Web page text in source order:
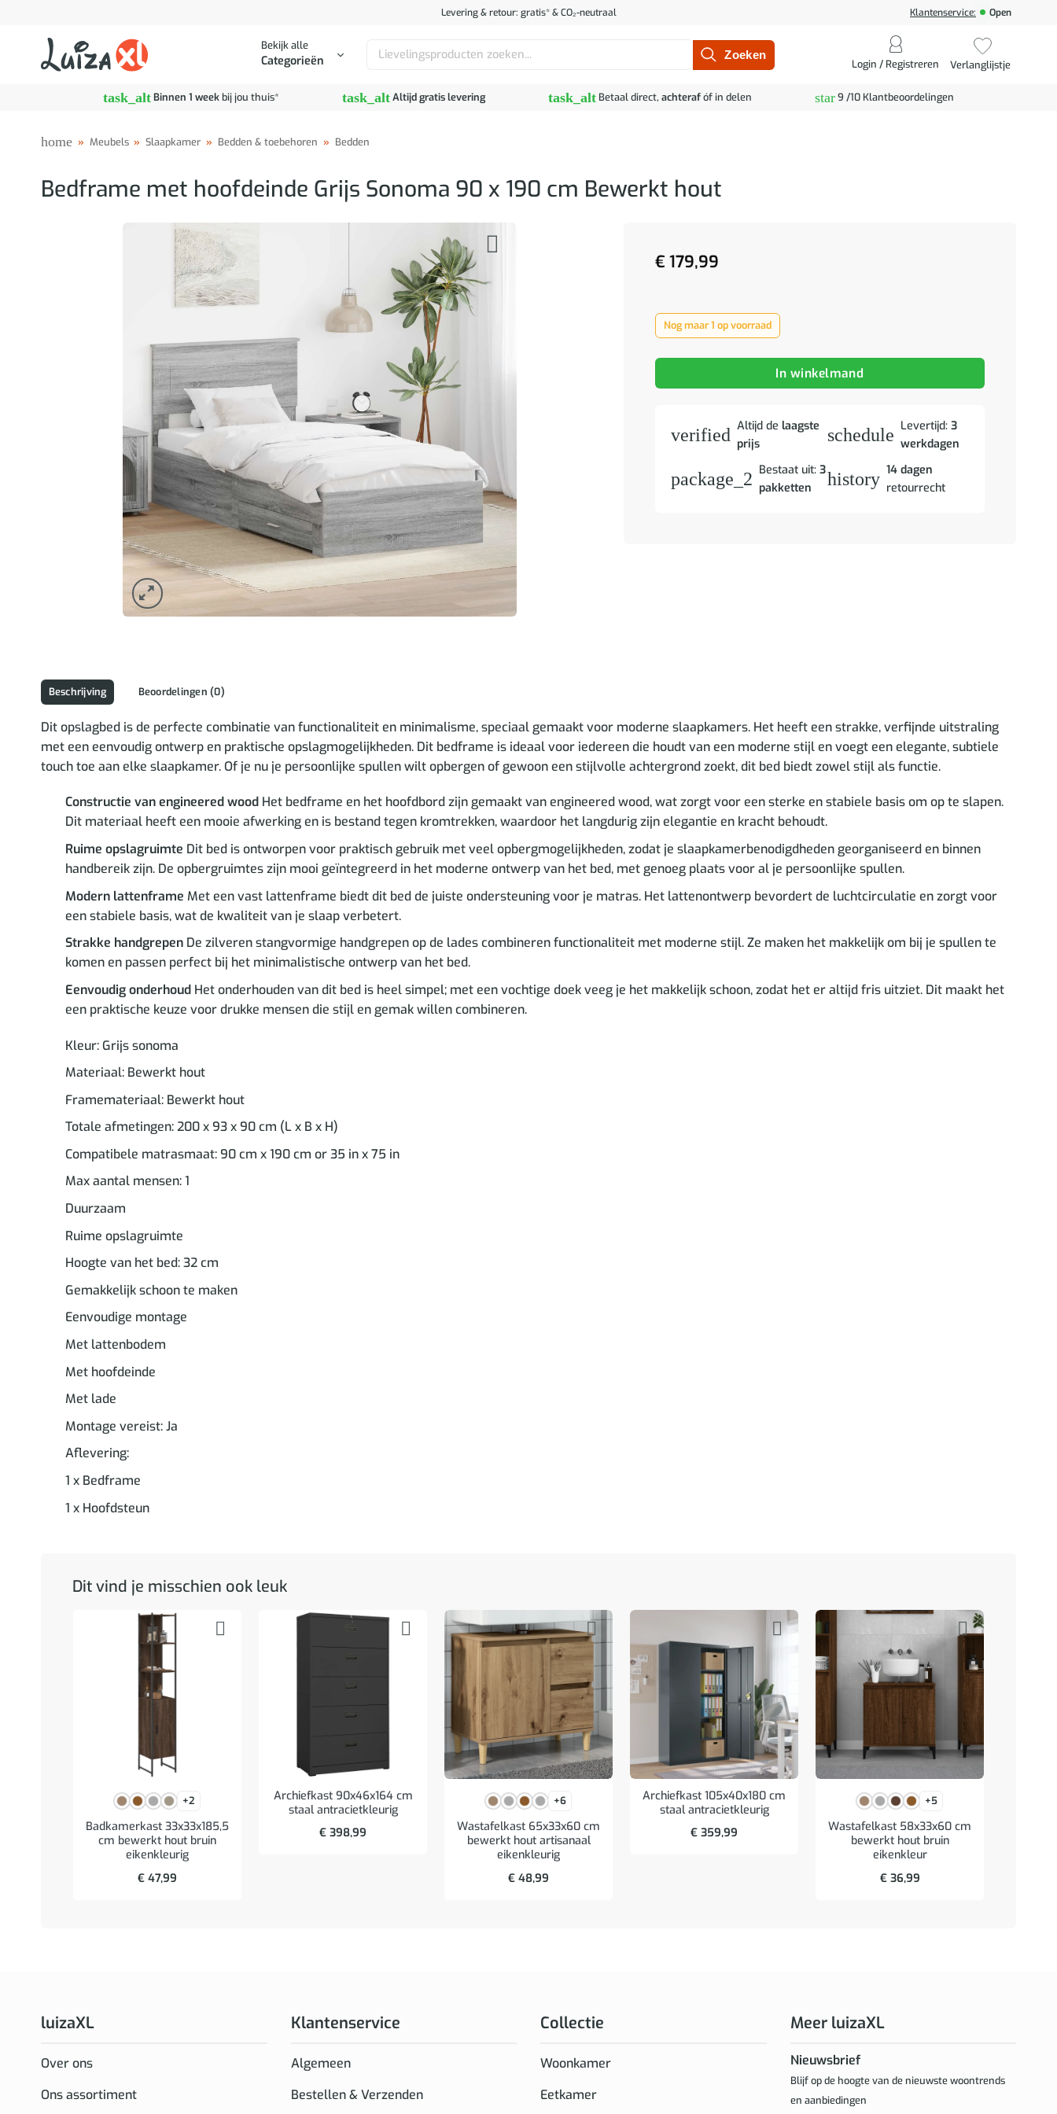
Levering & retour: gratis* & CO₂-neutraal Klantenservice: Open
Bekijk alle
Categorieën
Zoeken
Login / Registreren Verlanglijstje
task_altBinnen 1 weekbij jou thuis* task_altAltijd gratis levering task_alt Betaal direct, achterafóf in delen star9 /10 Klantbeoordelingen
home » Meubels » Slaapkamer » Bedden & toebehoren » Bedden
Bedframe met hoofdeinde Grijs Sonoma 90 x 190 cm Bewerkt hout
€ 179,99
Nog maar 1 op voorraad
In winkelmand
verified Altijd de laagste
prijs
schedule Levertijd:3
werkdagen
package_2 Bestaat uit: 3
pakketten
history 14 dagen
retourrecht
Beschrijving Beoordelingen (0)
Dit opslagbed is de perfecte combinatie van functionaliteit en minimalisme, speciaal gemaakt voor moderne slaapkamers. Het heeft een strakke, verfijnde uitstraling
met een eenvoudig ontwerp en praktische opslagmogelijkheden. Dit bedframe is ideaal voor iedereen die houdt van een moderne stijl en voegt een elegante, subtiele
touch toe aan elke slaapkamer. Of je nu je persoonlijke spullen wilt opbergen of gewoon een stijlvolle achtergrond zoekt, dit bed biedt zowel stijl als functie.
Constructie van engineered woodHet bedframe en het hoofdbord zijn gemaakt van engineered wood, wat zorgt voor een sterke en stabiele basis om op te slapen.
Dit materiaal heeft een mooie afwerking en is bestand tegen kromtrekken, waardoor het langdurig zijn elegantie en kracht behoudt.
Ruime opslagruimte Dit bed is ontworpen voor praktisch gebruik met veel opbergmogelijkheden, zodat je slaapkamerbenodigdheden georganiseerd en binnen
handbereik zijn. De opbergruimtes zijn mooi geïntegreerd in het moderne ontwerp van het bed, met genoeg plaats voor al je persoonlijke spullen.
Modern lattenframe Met een vast lattenframe biedt dit bed de juiste ondersteuning voor je matras. Het lattenontwerp bevordert de luchtcirculatie en zorgt voor
een stabiele basis, wat de kwaliteit van je slaap verbetert.
Strakke handgrepenDe zilveren stangvormige handgrepen op de lades combineren functionaliteit met moderne stijl. Ze maken het makkelijk om bij je spullen te
komen en passen perfect bij het minimalistische ontwerp van het bed.
Eenvoudig onderhoudHet onderhouden van dit bed is heel simpel; met een vochtige doek veeg je het makkelijk schoon, zodat het er altijd fris uitziet. Dit maakt het
een praktische keuze voor drukke mensen die stijl en gemak willen combineren.
Kleur: Grijs sonoma
Materiaal: Bewerkt hout
Framemateriaal: Bewerkt hout
Totale afmetingen: 200 x 93 x 90 cm (L x B x H)
Compatibele matrasmaat: 90 cm x 190 cm or 35 in x 75 in
Max aantal mensen: 1
Duurzaam
Ruime opslagruimte
Hoogte van het bed: 32 cm
Gemakkelijk schoon te maken
Eenvoudige montage
Met lattenbodem
Met hoofdeinde
Met lade
Montage vereist: Ja
Aflevering:
1 x Bedframe
1 x Hoofdsteun
Dit vind je misschien ook leuk
+2
Badkamerkast 33x33x185,5
cm bewerkt hout bruin
eikenkleurig
€ 47,99
Archiefkast 90x46x164 cm
staal antracietkleurig
€ 398,99
+6
Wastafelkast 65x33x60 cm
bewerkt hout artisanaal
eikenkleurig
€ 48,99
Archiefkast 105x40x180 cm
staal antracietkleurig
€ 359,99
+5
Wastafelkast 58x33x60 cm
bewerkt hout bruin
eikenkleur
€36,99
luizaXL
Over ons
Ons assortiment
Klantenservice
Algemeen
Bestellen & Verzenden
Collectie
Woonkamer
Eetkamer
Meer luizaXL
Nieuwsbrief
Blijf op de hoogte van de nieuwste woontrends
en aanbiedingen